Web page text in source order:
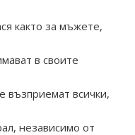
както за мъжете,
в своите
възприемат всички,
независимо от